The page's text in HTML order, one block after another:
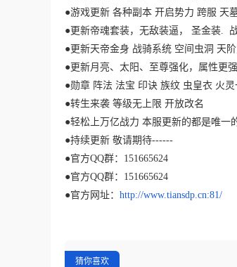
●游戏更新 各种副本 开启势力 跨服 天
●更新帝魂套装，无敌装逼， 圣金装.
●更新天帝金身 战骑系统 空间虫洞 天
●更新月亮、太阳、至尊强化，属性更
●勋章 阵法 法宝 印诀 族纹 虫皇衣 火
●转生来袭 等级无上限 开放改名
●轻松上万亿战力 本服更新的都是唯一
●持续更新 敬请期待------
●官方QQ群：151665624
●官方QQ群：151665624
●官方网址： http://www.tiansdp.cn:81/
猜你喜欢